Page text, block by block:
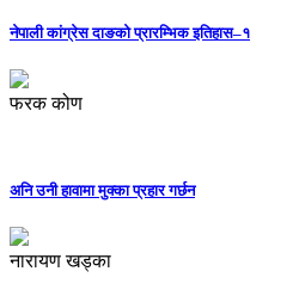
नेपाली कांग्रेस दाङको प्रारम्भिक इतिहास–१
फरक कोण
अनि उनी हावामा मुक्का प्रहार गर्छन
नारायण खड्का